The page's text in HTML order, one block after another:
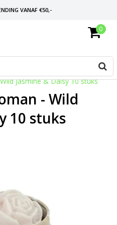
VANAF €50,-
EN 30 DAGEN BEDENKTIJD
0
Jasmine & Daisy 10 stuks
- Wild
10 stuks